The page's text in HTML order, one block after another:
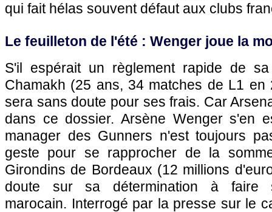
qui fait hélas souvent défaut aux clubs
Le feuilleton de l'été : Wenger joue la
S'il espérait un règlement rapide de sa
Chamakh (25 ans, 34 matches de L1 en
sera sans doute pour ses frais. Car
dans ce dossier. Arsène Wenger s'en
manager des Gunners n'est toujours
geste pour se rapprocher de la
Girondins de Bordeaux (12 millions
doute sur sa détermination à faire
marocain. Interrogé par la presse sur le